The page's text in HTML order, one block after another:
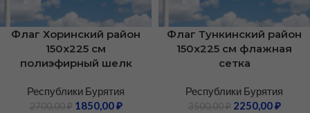
Флаг Хоринский район
150х225 см
полиэфирный шелк
Республики Бурятия
2700,00₽ 1850,00₽
Флаг Тункинский район
150х225 см флажная
сетка
Республики Бурятия
3500,00₽ 2250,00₽